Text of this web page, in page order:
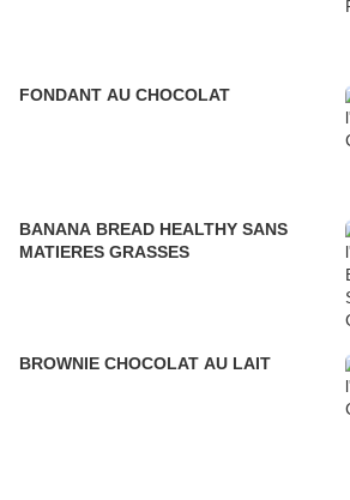
FONDANT AU CHOCOLAT
BANANA BREAD HEALTHY SANS
MATIERES GRASSES
BROWNIE CHOCOLAT AU LAIT